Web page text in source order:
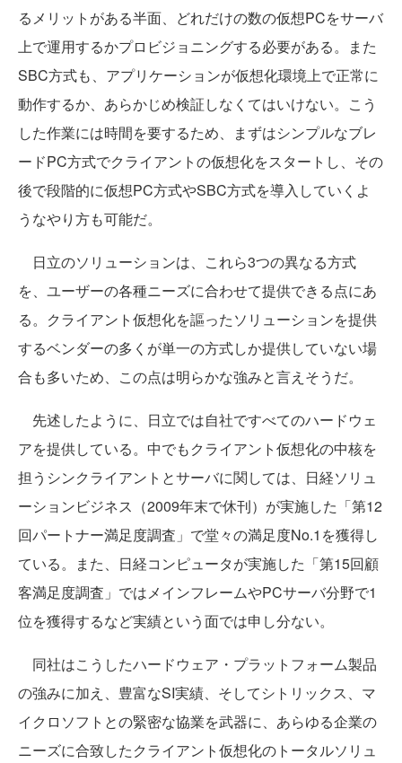
るメリットがある半面、どれだけの数の仮想PCをサーバ
上で運用するかプロビジョニングする必要がある。また
SBC方式も、アプリケーションが仮想化環境上で正常に
動作するか、あらかじめ検証しなくてはいけない。こう
した作業には時間を要するため、まずはシンプルなブレ
ードPC方式でクライアントの仮想化をスタートし、その
後で段階的に仮想PC方式やSBC方式を導入していくよ
うなやり方も可能だ。
日立のソリューションは、これら3つの異なる方式
を、ユーザーの各種ニーズに合わせて提供できる点にあ
る。クライアント仮想化を謳ったソリューションを提供
するベンダーの多くが単一の方式しか提供していない場
合も多いため、この点は明らかな強みと言えそうだ。
先述したように、日立では自社ですべてのハードウェ
アを提供している。中でもクライアント仮想化の中核を
担うシンクライアントとサーバに関しては、日経ソリュ
ーションビジネス（2009年末で休刊）が実施した「第12
回パートナー満足度調査」で堂々の満足度No.1を獲得し
ている。また、日経コンピュータが実施した「第15回顧
客満足度調査」ではメインフレームやPCサーバ分野で1
位を獲得するなど実績という面では申し分ない。
同社はこうしたハードウェア・プラットフォーム製品
の強みに加え、豊富なSI実績、そしてシトリックス、マ
イクロソフトとの緊密な協業を武器に、あらゆる企業の
ニーズに合致したクライアント仮想化のトータルソリュ